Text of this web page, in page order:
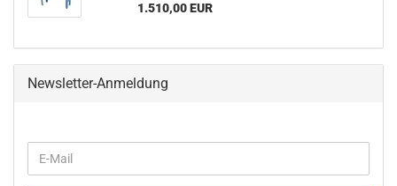
1.510,00 EUR
Newsletter-Anmeldung
ZUR
E-
Mail